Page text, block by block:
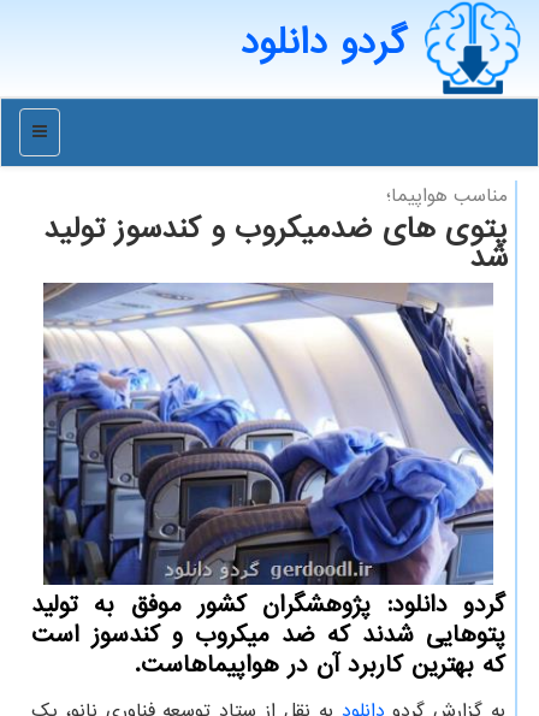
گردو دانلود
منو
مناسب هواپیما؛
پتوی های ضدمیكروب و كندسوز تولید
شد
گردو دانلود: پژوهشگران کشور موفق به تولید
پتوهایی شدند که ضد میکروب و کندسوز است
که بهترین کاربرد آن در هواپیماهاست.